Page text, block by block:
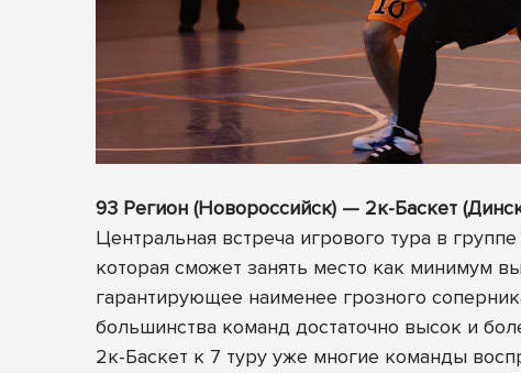
93 Регион (Новороссийск) — 2к-Баскет
Центральная встреча игрового тура в
которая сможет занять место как минимум
гарантирующее наименее грозного
большинства команд достаточно высок и
2к-Баскет к 7 туру уже многие команды